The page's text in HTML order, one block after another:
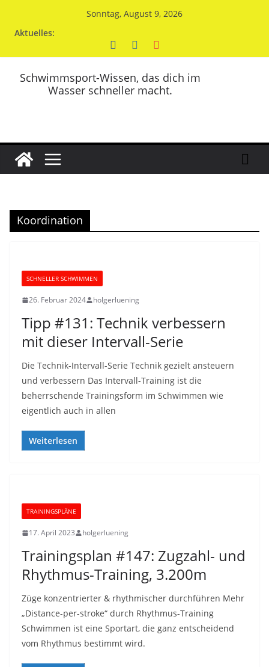
Sonntag, August 9, 2026
Aktuelles:
Schwimmsport-Wissen, das dich im
Wasser schneller macht.
Koordination
SCHNELLER SCHWIMMEN
26. Februar 2024 holgerluening
Tipp #131: Technik verbessern
mit dieser Intervall-Serie
Die Technik-Intervall-Serie Technik gezielt ansteuern
und verbessern Das Intervall-Training ist die
beherrschende Trainingsform im Schwimmen wie
eigentlich auch in allen
Weiterlesen
TRAININGSPLÄNE
17. April 2023 holgerluening
Trainingsplan #147: Zugzahl- und
Rhythmus-Training, 3.200m
Züge konzentrierter & rhythmischer durchführen Mehr
„Distance-per-stroke“ durch Rhythmus-Training
Schwimmen ist eine Sportart, die ganz entscheidend
vom Rhythmus bestimmt wird.